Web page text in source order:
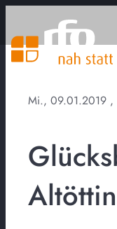
Mi., 09.01.2019 ,